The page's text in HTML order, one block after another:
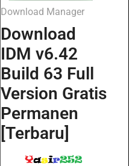
Download Manager
Download
IDM v6.42
Build 63 Full
Version Gratis
Permanen
[Terbaru]